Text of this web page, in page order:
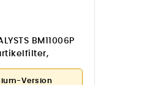
BM11006P
Version